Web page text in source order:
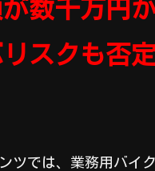
数千万円
スクも否
ツでは、業務用バイ